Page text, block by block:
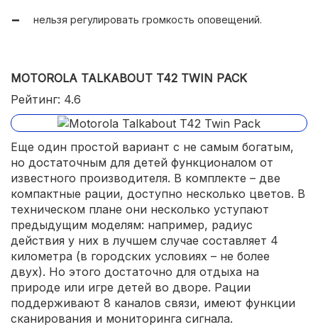
нельзя регулировать громкость оповещений.
MOTOROLA TALKABOUT T42 TWIN PACK
Рейтинг: 4.6
Еще один простой вариант с не самым богатым,
но достаточным для детей функционалом от
известного производителя. В комплекте – две
компактные рации, доступно несколько цветов. В
техническом плане они несколько уступают
предыдущим моделям: например, радиус
действия у них в лучшем случае составляет 4
километра (в городских условиях – не более
двух). Но этого достаточно для отдыха на
природе или игре детей во дворе. Рации
поддерживают 8 каналов связи, имеют функции
сканирования и мониторинга сигнала.